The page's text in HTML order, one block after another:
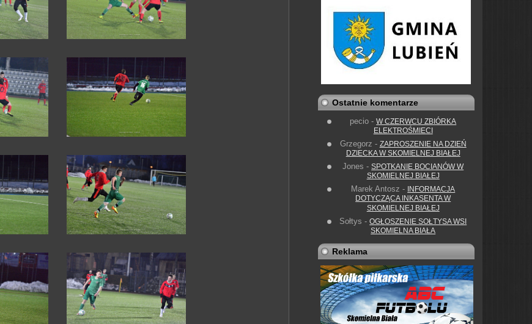
Ostatnie komentarze
pecio -W CZERWCU ZBIÓRKA
ELEKTROŚMIECI
Grzegorz - ZAPROSZENIE NA DZIEŃ
DZIECKA W SKOMIELNEJ BIAŁEJ
Jones -SPOTKANIE BOCIANÓW W
SKOMIELNEJ BIAŁEJ
Marek Antosz - INFORMACJA
DOTYCZĄCA INKASENTA W
SKOMIELNEJ BIAŁEJ
Sołtys -OGŁOSZENIE SOŁTYSA WSI
SKOMIELNA BIAŁA
Reklama